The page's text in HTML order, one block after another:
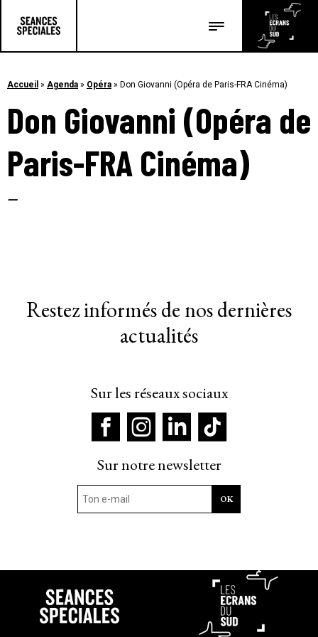
Les articles
Accueil » Agenda » Opéra » Don Giovanni (Opéra de Paris-FRA Cinéma)
Don Giovanni (Opéra de
Paris-FRA Cinéma)
–
Restez informés de nos dernières
actualités
Sur les réseaux sociaux
Sur notre newsletter